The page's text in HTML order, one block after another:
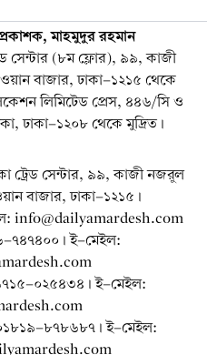
মাহমুদুর রহমান
সেন্টার (৮ম ফ্লোর), ৯৯, কাজী
বাজার, ঢাকা-১২১৫ থেকে
লিমিটেড প্রেস, ৪৪৬/সি ও
ঢাকা-১২০৮ থেকে মুদ্রিত।
ট্রেড সেন্টার, ৯৯, কাজী নজরুল
বাজার, ঢাকা-১২১৫।
info@dailyamardesh.com
৭৪৭৪০০। ই-মেইল:
০২৫৪৩৪ । ই-মেইল:
৮৭৮৬৮৭ । ই-মেইল: